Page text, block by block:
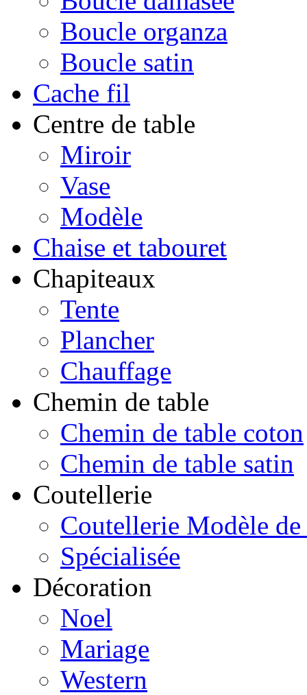
Boucle organza
Boucle satin
Cache fil
Centre de table
Miroir
Vase
Modèle
Chaise et tabouret
Chapiteaux
Tente
Plancher
Chauffage
Chemin de table
Chemin de table coton
Chemin de table satin
Coutellerie
Coutellerie Modèle de
Spécialisée
Décoration
Noel
Mariage
Western